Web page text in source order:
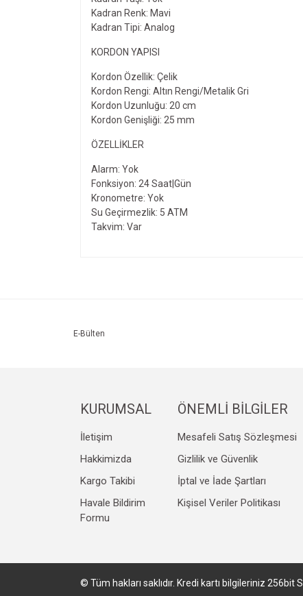
Kadran Renk: Mavi
Kadran Tipi: Analog
KORDON YAPISI
Kordon Özellik: Çelik
Kordon Rengi: Altın Rengi/Metalik Gri
Kordon Uzunluğu: 20 cm
Kordon Genişliği: 25 mm
ÖZELLIKLER
Alarm: Yok
Fonksiyon: 24 Saat|Gün
Kronometre: Yok
Su Geçirmezlik: 5 ATM
Takvim: Var
E-Bülten
KURUMSAL
İletişim
Hakkimizda
Kargo Takibi
Havale Bildirim
Formu
ÖNEMLİ BİLGİLER
Mesafeli Satış Sözleşmesi
Gizlilik ve Güvenlik
İptal ve İade Şartları
Kişisel Veriler Politikası
© Tüm hakları saklıdır. Kredi kartı bilgileriniz 256bit